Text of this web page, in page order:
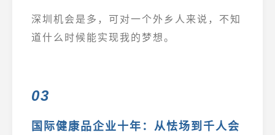
深圳机会是多，可对一个外乡人来说，不知
道什么时候能实现我的梦想。
03
国际健康品企业十年：从怯场到千人会